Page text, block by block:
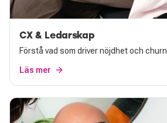
CX & Ledarskap
Förstå vad som driver nöjdhet och churn
Läs mer